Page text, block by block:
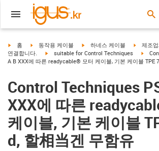
igus-icon-arrow-right
홈 igus-icon-arrow-right
동작용 케이블 igus-icon-arrow-right
하네스 케이블 igus-
제조
연결합니다.
igus-icon-arrow-right
suitable for Control Techniques
A B XXX에 따른 readycable® 모터 케이블, 기본 케이블 TPE
Control Techniques
XXX에 따른
케이블, 기본 케이블
d, 할相当겐 무함유